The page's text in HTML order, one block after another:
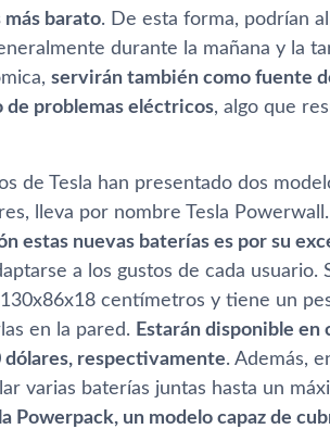
barato. De esta forma, podrí­an
durante la mañana y la
servirán también como fuente
de problemas eléctricos, algo que
de Tesla han presentado dos
lleva por nombre Tesla Powerwall.
estas nuevas baterí­as es por su
a los gustos de cada usuario.
centí­metros y tiene un
en la pared. Estarán disponible
respectivamente. Además,
varias baterí­as juntas hasta un
Powerpack, un modelo capaz de